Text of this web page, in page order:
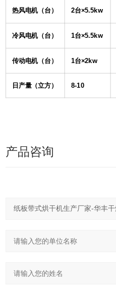
热风电机（台） 2台×5.5kw
冷风电机（台） 1台×5.5kw
传动电机（台） 1台×2kw
日产量（立方） 8-10
产品咨询